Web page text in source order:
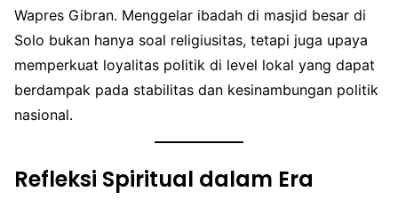
Wapres Gibran. Menggelar ibadah di masjid besar di
Solo bukan hanya soal religiusitas, tetapi juga upaya
memperkuat loyalitas politik di level lokal yang dapat
berdampak pada stabilitas dan kesinambungan politik
nasional.
Refleksi Spiritual dalam Era